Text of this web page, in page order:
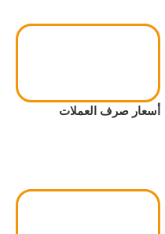
أسعار صرف العملات